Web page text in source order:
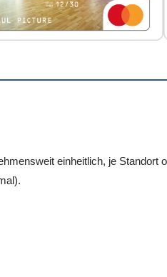
einheitlich, je Standort